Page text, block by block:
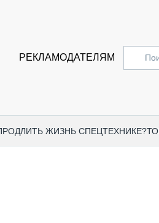
РЕКЛАМОДАТЕЛЯМ
ЖИЗНЬ СПЕЦТЕХНИКЕ?